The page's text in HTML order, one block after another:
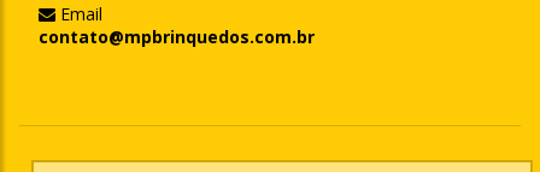
Email
contato@mpbrinquedos.com.br